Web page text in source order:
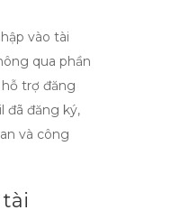
vào tài
qua phần
hỗ trợ đăng
đã đăng ký,
và công